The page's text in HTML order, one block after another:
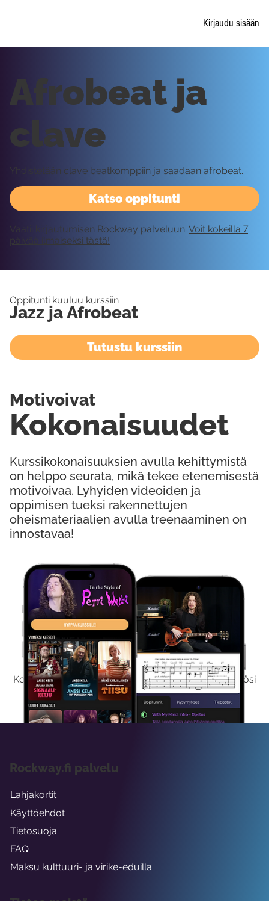
Kirjaudu sisään
Kokeile Ilmaiseksi
Kokeilemalla ilmaiseksi saat koko sisältömme käyttöösi
viikon ajaksi.
Katso oppitunti
Afrobeat ja
clave
Yhdistetään clave beatkomppiin ja saadaan afrobeat.
Vaatii kirjautumisen Rockway palveluun. Voit kokeilla 7
päivää ilmaiseksi tästä!
Oppitunti kuuluu kurssiin
Jazz ja Afrobeat
Tutustu kurssiin
Kurssikokonaisuuksien avulla kehittymistä
on helppo seurata, mikä tekee etenemisestä
motivoivaa. Lyhyiden videoiden ja
oppimisen tueksi rakennettujen
oheismateriaalien avulla treenaaminen on
innostavaa!
Kokonaisuudet
Motivoivat
Rockway.fi palvelu
Lahjakortit
Käyttöehdot
Tietosuoja
FAQ
Maksu kulttuuri- ja virike-eduilla